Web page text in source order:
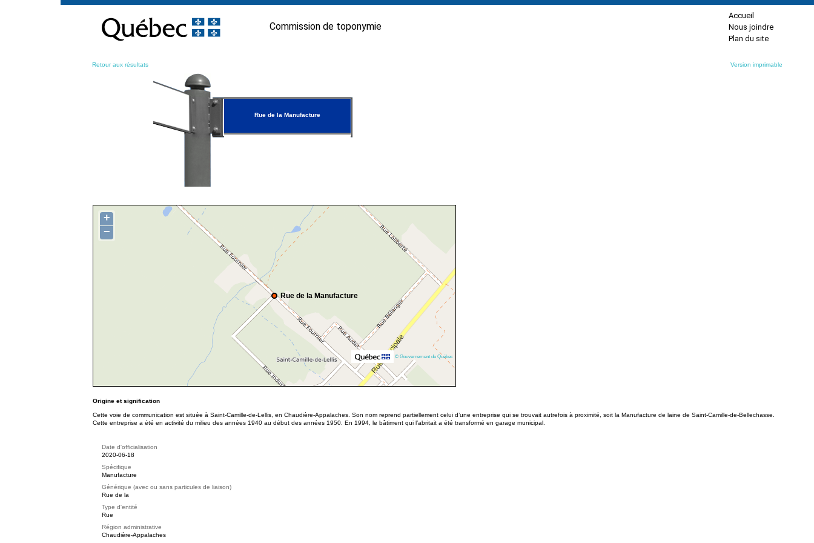
contenu
Commission de toponymie
Accueil
Nous joindre
Plan du site
Retour aux résultats Version imprimable
Rue de la Manufacture
Rue de la Manufacture
+
−
© Gouvernement du Québec
Origine et signification
Cette voie de communication est située à Saint-Camille-de-Lellis, en Chaudière-Appalaches. Son nom reprend partiellement celui d’une entreprise qui se trouvait autrefois à proximité, soit la Manufacture de laine de Saint-Camille-de-Bellechasse.
Cette entreprise a été en activité du milieu des années 1940 au début des années 1950. En 1994, le bâtiment qui l’abritait a été transformé en garage municipal.
Date d'officialisation
2020-06-18
Spécifique
Manufacture
Générique (avec ou sans particules de liaison)
Rue de la
Type d'entité
Rue
Région administrative
Chaudière-Appalaches